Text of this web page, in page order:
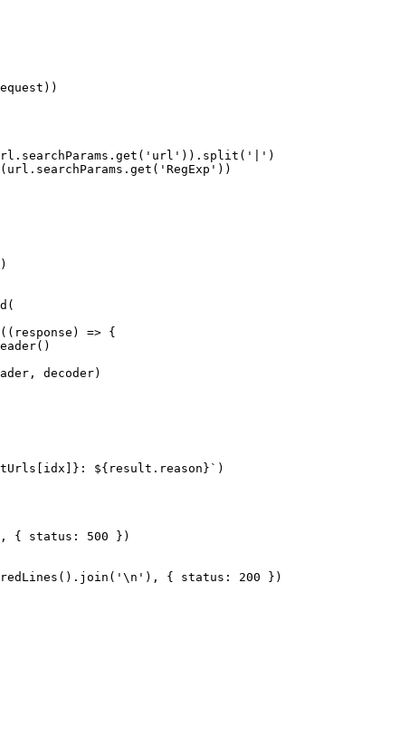
get ( 'url' )). split ( '|' )
(url.searchParams. get ( 'RegExp' ))
(
(( response ) => {
()
decoder)
[ idx ] }: ${ result . reason}` )
{ status: 500 })
(). join ( ' \n ' ), { status: 200 })